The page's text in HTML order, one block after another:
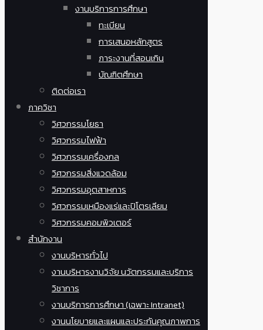
งานบริการการศึกษา
ทะเบียน
การเสนอหลักสูตร
ภาระงานที่สอนเกิน
บัณฑิตศึกษา
ติดต่อเรา
ภาควิชา
วิศวกรรมโยธา
วิศวกรรมไฟฟ้า
วิศวกรรมเครื่องกล
วิศวกรรมสิ่งแวดล้อม
วิศวกรรมอุตสาหการ
วิศวกรรมเหมืองแร่และปิโตรเลียม
วิศวกรรมคอมพิวเตอร์
สำนักงาน
งานบริหารทั่วไป
งานบริหารงานวิจัย นวัตกรรมและบริการ
วิชาการ
งานบริการการศึกษา (เฉพาะ Intranet)
งานนโยบายและแผนและประกันคุณภาพการ